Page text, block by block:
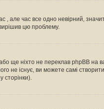
, але час все одно невірний,
цю проблему.
ще ніхто не переклав phpBB на
не існує, ви можете самі
сторінки).